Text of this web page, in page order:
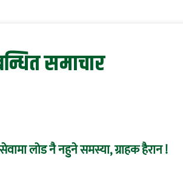
समाचार
लोड नै नहुने समस्या, ग्राहक हैरान !